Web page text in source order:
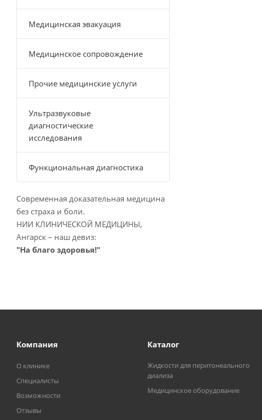
Медицинская эвакуация
Медицинское сопровождение
Прочие медицинские услуги
Ультразвуковые
диагностические
исследования
Функциональная диагностика
Современная доказательная медицина
без страха и боли.
НИИ КЛИНИЧЕСКОЙ МЕДИЦИНЫ,
Ангарск – наш девиз:
"На благо здоровья!"
Компания
О клинике
Специалисты
Возможности
Отзывы
Каталог
Жидкости для перитонеального
диализа
Медицинское оборудование